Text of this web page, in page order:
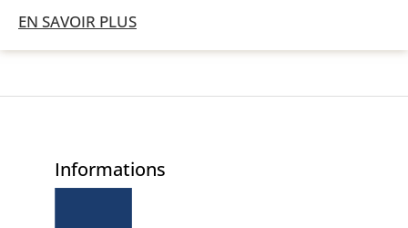
EN SAVOIR PLUS
Informations